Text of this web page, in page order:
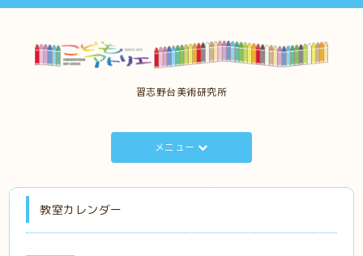
習志野台美術研究所
メニュー
教室カレンダー